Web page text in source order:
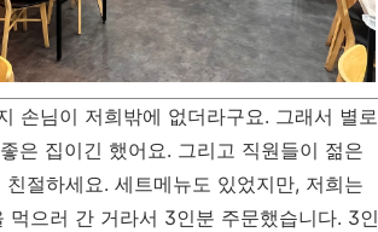
손님이 저희밖에 없더라구요. 그래서 별로
은 집이긴 했어요. 그리고 직원들이 젊은
절하세요. 세트메뉴도 있었지만, 저희는
으러 간 거라서 3인분 주문했습니다. 3인